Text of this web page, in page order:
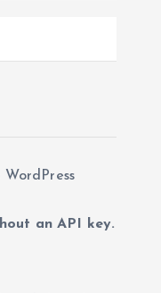
WordPress
an API key.